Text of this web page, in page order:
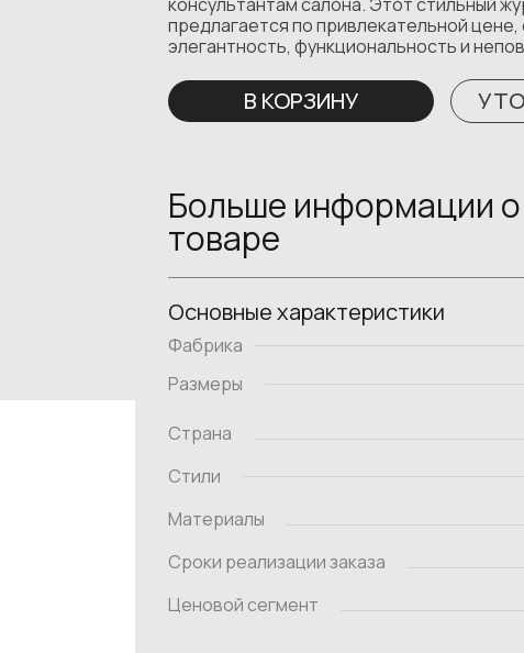
предлагается по привлекательной
элегантность, функциональность и
В КОРЗИНУ
Больше информации
товаре
Основные характеристики
Фабрика
Страна
Стили
Материалы
Сроки реализации заказа
Ценовой сегмент
Размеры